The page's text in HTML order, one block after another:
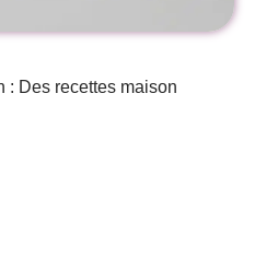
: Des recettes maison